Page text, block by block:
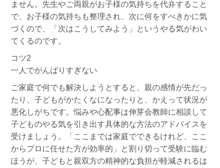
ません。先生やご両親がお子様の気持ちを代弁すること
で、お子様の気持ちも整理され、次に何をすべきかに気
づくので、「次はこうしてみよう」というやる気がわい
てくるのです。
コツ2
一人でがんばりすぎない
ご家庭で何でも解決しようとすると、親の感情が先だっ
たり、子どもがかたくなになったりと、かえって状況が
悪化しがちです。悩みや心配事は伸芽会教師に相談して
子どものやる気を引き出す具体的な方法のアドバイスを
受けましょう。「ここまでは家庭でできるけれど、ここ
からプロに任せた方が効率的」と割り切って受験に臨む
ほうが、子どもと親双方の精神的な負担が軽減されるは